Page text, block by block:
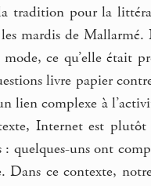
la tradition pour la
mardis de
ce qu’elle était
livre papier
lien complexe à
Internet est
uns ont
ce contexte,